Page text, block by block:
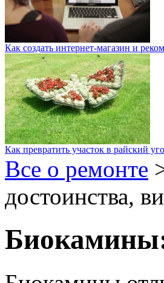
Как создать интернет-магазин и
Как превратить участок в райский
Все о ремонте
достоинства,
Биокамины: